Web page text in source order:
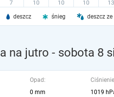
deszcz śnieg deszcz
na jutro - sobota 8
Opad:
0 mm
1019